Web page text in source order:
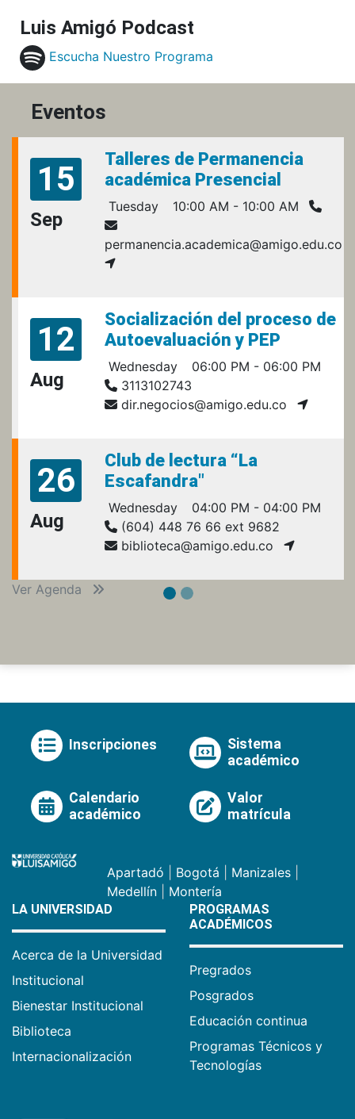
Luis Amigó Podcast
Escucha Nuestro Programa
Eventos
15
Sep
Talleres de Permanencia
académica Presencial
Tuesday 10:00 AM - 10:00 AM
permanencia.academica@amigo.edu.co
12
Aug
Socialización del proceso de
Autoevaluación y PEP
Wednesday
06:00 PM - 06:00 PM
3113102743
dir.negocios@amigo.edu.co
26
Aug
Club de lectura “La
Escafandra"
Wednesday
04:00 PM - 04:00 PM
(604) 448 76 66 ext 9682
biblioteca@amigo.edu.co
Ver Agenda
Inscripciones
Sistema
académico
Calendario
académico
Valor
matrícula
Apartadó Bogotá Manizales
Medellín
Montería
LA UNIVERSIDAD
Acerca de la Universidad
Institucional
Bienestar Institucional
Biblioteca
Internacionalización
PROGRAMAS
ACADÉMICOS
Pregrados
Posgrados
Educación continua
Programas Técnicos y
Tecnologías